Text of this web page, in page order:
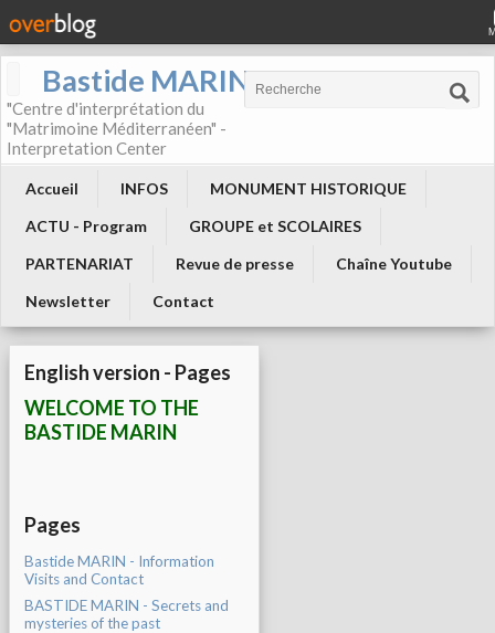
Bastide MARIN
"Centre d'interprétation du
"Matrimoine Méditerranéen" -
Interpretation Center
Accueil INFOS
MONUMENT HISTORIQUE
ACTU - Program
GROUPE et SCOLAIRES
PARTENARIAT
Revue de presse
Chaîne Youtube
Newsletter
Contact
English version - Pages
WELCOME TO THE
BASTIDE MARIN
Pages
Bastide MARIN - Information
Visits and Contact
BASTIDE MARIN - Secrets and
mysteries of the past